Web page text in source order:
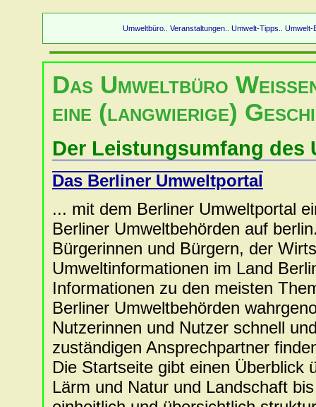
Umweltbüro.. Veranstaltungen.. Umwelt-Tipps.. Umwelt-
Das Umweltbüro
eine (langwierige)
Der Leistungsumfang
Das Berliner Umweltportal
... mit dem Berliner Umweltportal
Berliner Umweltbehörden auf
Bürgerinnen und Bürgern, der
Umweltinformationen im Land
Informationen zu den meisten
Berliner Umweltbehörden
Nutzerinnen und Nutzer schnell
zuständigen Ansprechpartner
Die Startseite gibt einen Überblick
Lärm und Natur und Landschaft